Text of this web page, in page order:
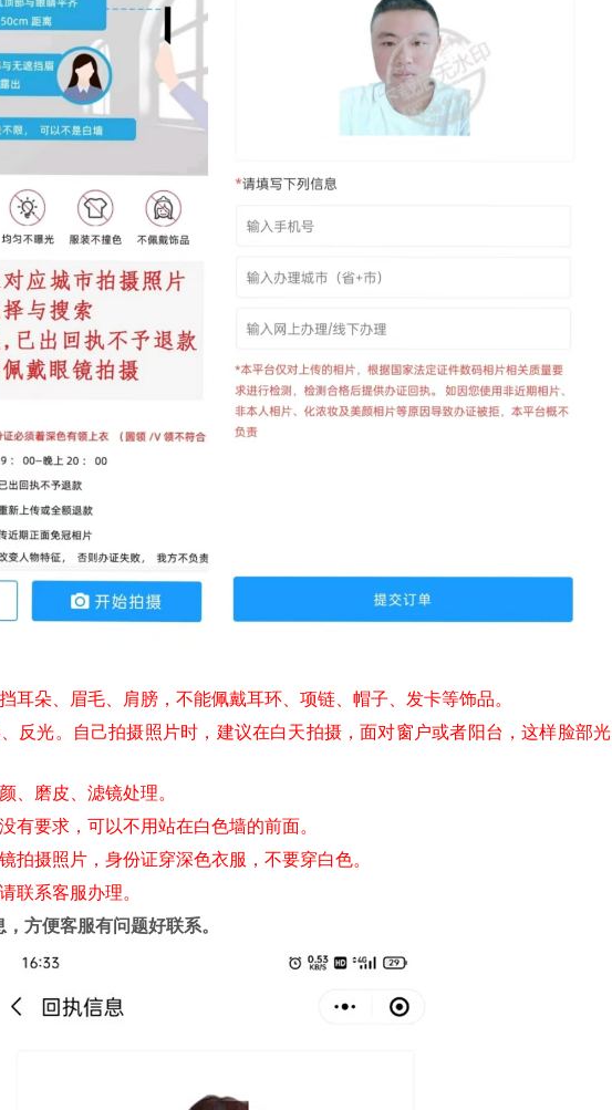
耳朵、眉毛、肩膀，不能佩戴耳环、项链、帽子、发卡等饰品。
、反光。自己拍摄照片时，建议在白天拍摄，面对窗户或者阳台，这样脸部光
、磨皮、滤镜处理。
有要求，可以不用站在白色墙的前面。
拍摄照片，身份证穿深色衣服，不要穿白色。
联系客服办理。
方便客服有问题好联系。